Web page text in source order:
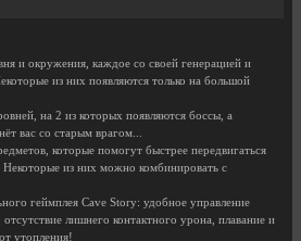
и окружения, каждое со своей генерацией и
из них появляются только на большой
на 2 из которых появляются боссы, а
вас со старым врагом...
которые помогут быстрее передвигаться
из них можно комбинировать с
геймплея Cave Story: удобное управление
лишнего контактного урона, плавание и
утопления!